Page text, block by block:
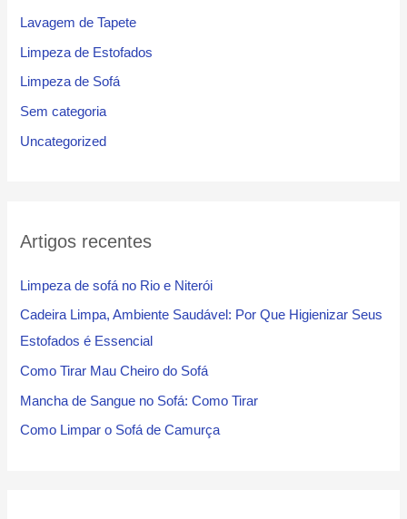
Lavagem de Tapete
Limpeza de Estofados
Limpeza de Sofá
Sem categoria
Uncategorized
Artigos recentes
Limpeza de sofá no Rio e Niterói
Cadeira Limpa, Ambiente Saudável: Por Que Higienizar Seus
Estofados é Essencial
Como Tirar Mau Cheiro do Sofá
Mancha de Sangue no Sofá: Como Tirar
Como Limpar o Sofá de Camurça